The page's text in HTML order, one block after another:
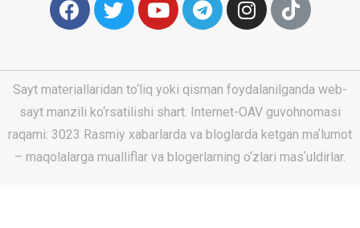
Sayt materiallaridan to‘liq yoki qisman foydalanilganda web-
sayt manzili ko‘rsatilishi shart. Internet-OAV guvohnomasi
raqami: 3023 Rasmiy xabarlarda va bloglarda ketgan maʼlumot
– maqolalarga mualliflar va blogerlarning o‘zlari masʼuldirlar.